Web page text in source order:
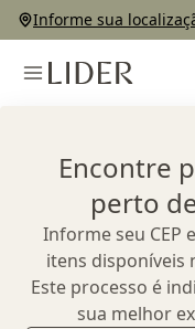
Informe sua
Encontre
perto
Informe seu CEP
itens disponíveis
Este processo é
sua melhor